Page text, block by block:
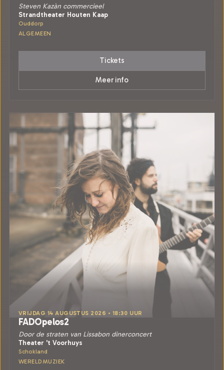
Steven Kazàn commercieel
Strandtheater Houten Kaap
Ouddorp
ALGEMEEN
Tickets
Meer info
VRIJDAG 14 AUGUSTUS 2026 • 18:30 UUR
FADOpelos2
Door de straten van Lissabon dinerconcert
Theater 't Voorhuys
Schokland
WERELDMUZIEK